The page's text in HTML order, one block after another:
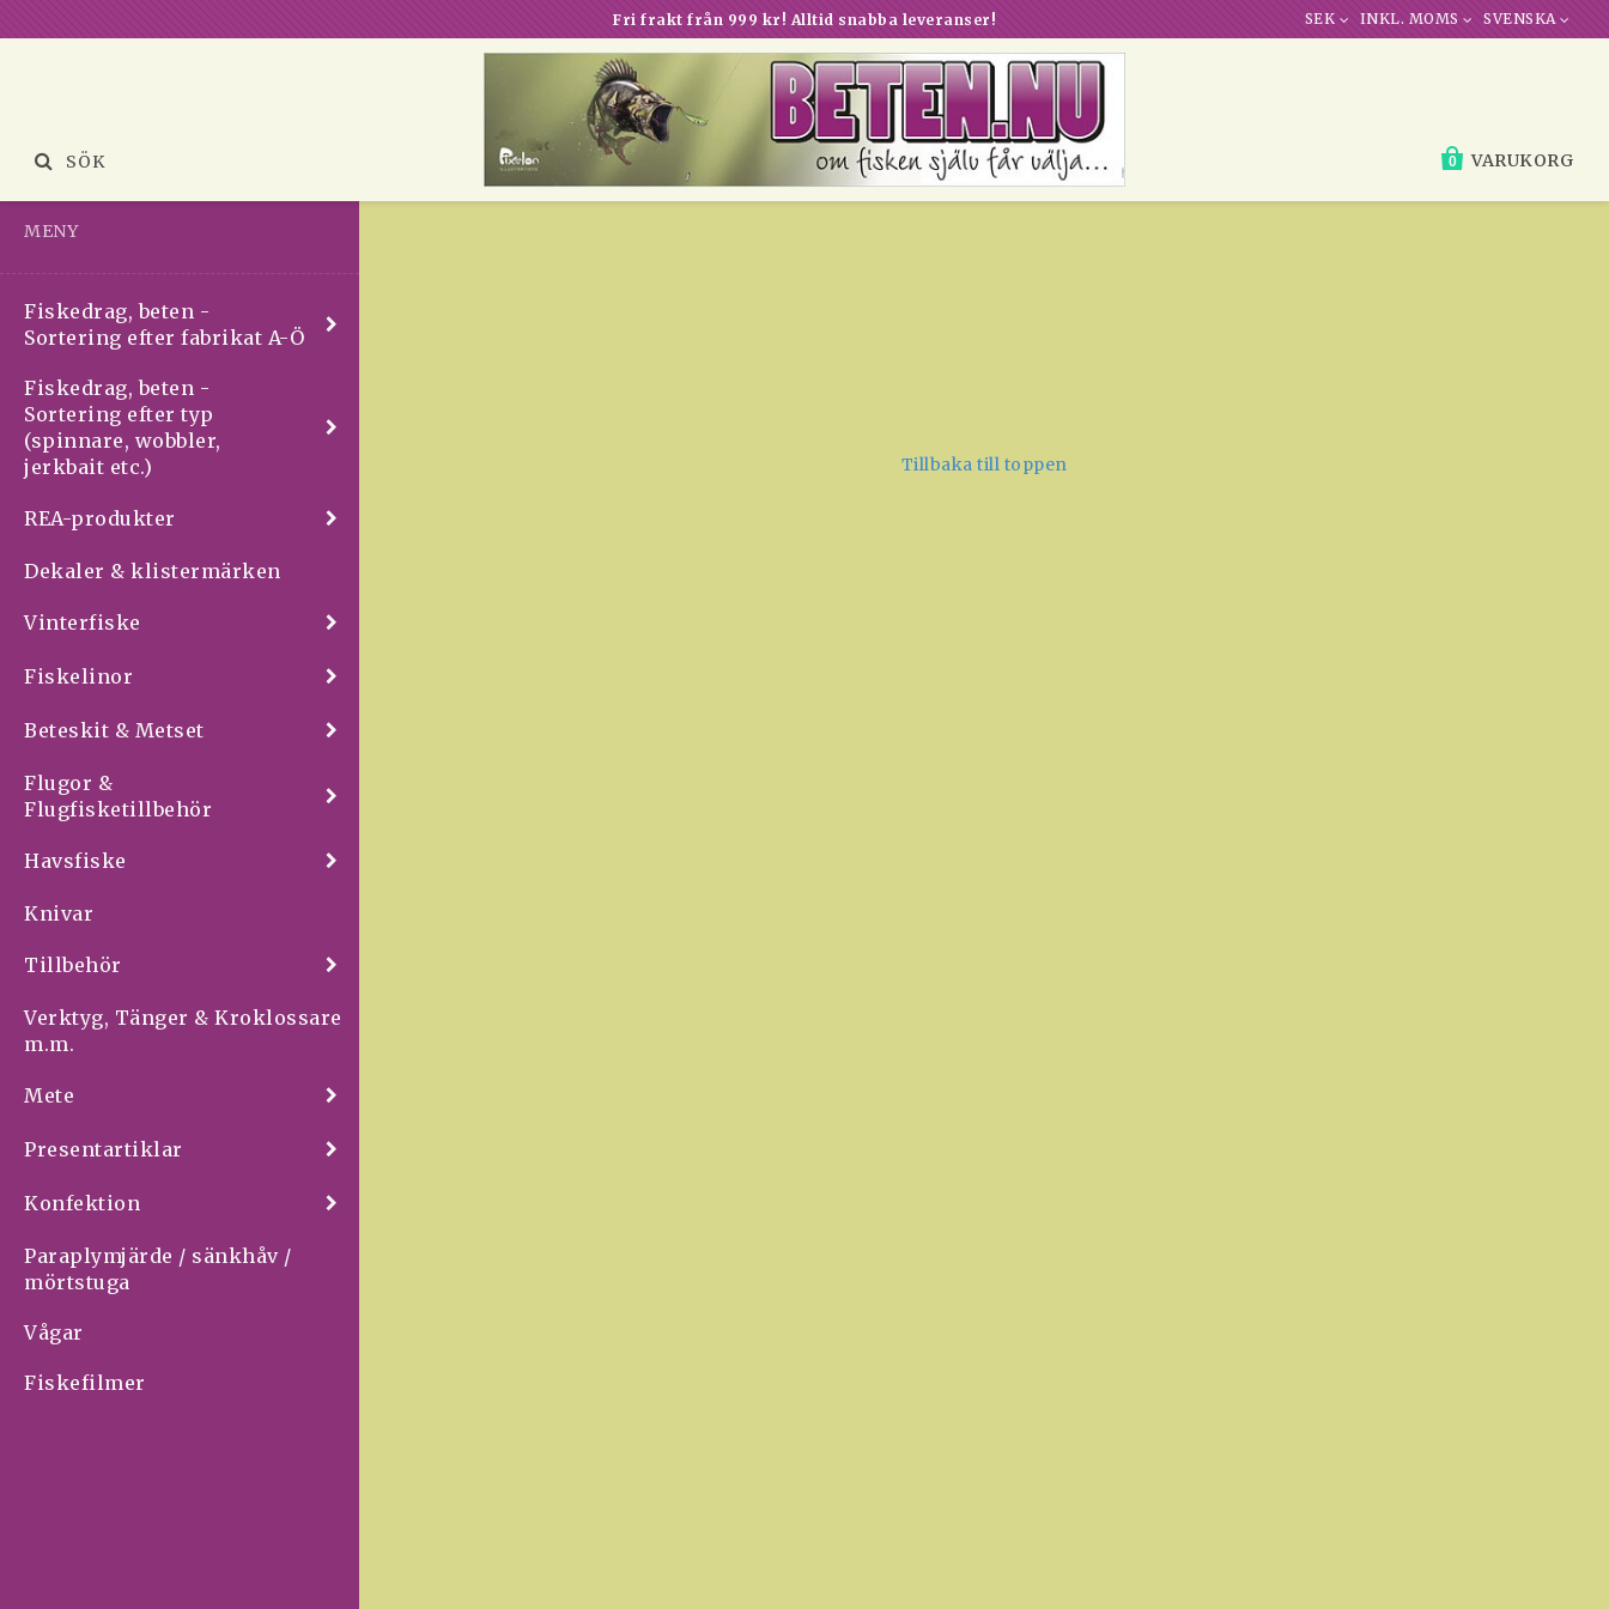
Fri frakt från 999 kr! Alltid snabba leveranser! SEK INKL. MOMS SVENSKA
VARUKORG
0
SÖK
MENY
Fiskedrag, beten -
Sortering efter fabrikat A-Ö
Fiskedrag, beten -
Sortering efter typ
(spinnare, wobbler,
jerkbait etc.)
REA-produkter
Dekaler & klistermärken
Vinterfiske
Fiskelinor
Beteskit & Metset
Flugor &
Flugfisketillbehör
Havsfiske
Knivar
Tillbehör
Verktyg, Tänger & Kroklossare
m.m.
Mete
Presentartiklar
Konfektion
Paraplymjärde / sänkhåv /
mörtstuga
Vågar
Fiskefilmer
Tillbaka till toppen